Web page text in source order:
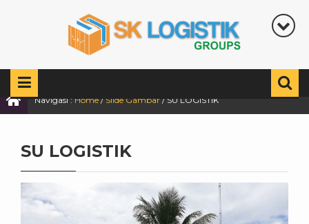
Navigasi : Home / Slide Gambar / SU LOGISTIK
SU LOGISTIK